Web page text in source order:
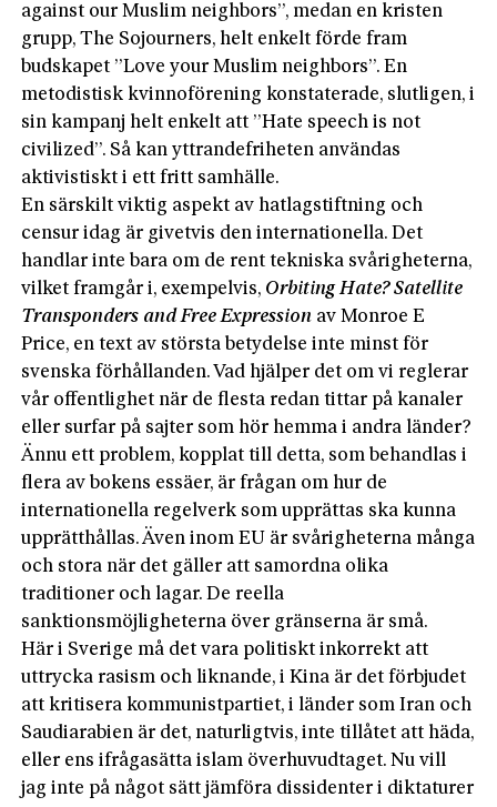
against our Muslim neighbors”, medan en kristen
grupp, The Sojourners, helt enkelt förde fram
budskapet ”Love your Muslim neighbors”. En
metodistisk kvinnoförening konstaterade, slutligen, i
sin kampanj helt enkelt att ”Hate speech is not
civiliz­ed”. Så kan yttrandefriheten användas
aktivistiskt i ett fritt samhälle.
En särskilt viktig aspekt av hatlagstiftning och
censur idag är givetvis den internationella. Det
handlar inte bara om de rent tekniska svårigheterna,
vilket framgår i, exempelvis, Orbiting Hate? Satellite
Transponders and Free Expression av Monroe E
Price, en text av största betydelse inte minst för
svenska förhållanden. Vad hjälper det om vi reglerar
vår offentlighet när de flesta redan tittar på kanaler
eller surfar på sajter som hör hemma i andra länder?
Ännu ett problem, kopplat till detta, som behandlas i
flera av bokens essäer, är frågan om hur de
internationella regelverk som upprättas ska kunna
upprätthållas. Även inom EU är svårigheterna många
och stora när det gäller att samordna olika
traditioner och lagar. De reella
sanktionsmöjligheterna över gränserna är små.
Här i Sverige må det vara politiskt inkorrekt att
uttrycka rasism och liknande, i Kina är det förbjudet
att kritisera kommunistpartiet, i länder som Iran och
Saudiarabien är det, naturligtvis, inte tillåtet att häda,
eller ens ifrågasätta islam överhuvudtaget. Nu vill
jag inte på något sätt jämföra dissidenter i diktaturer